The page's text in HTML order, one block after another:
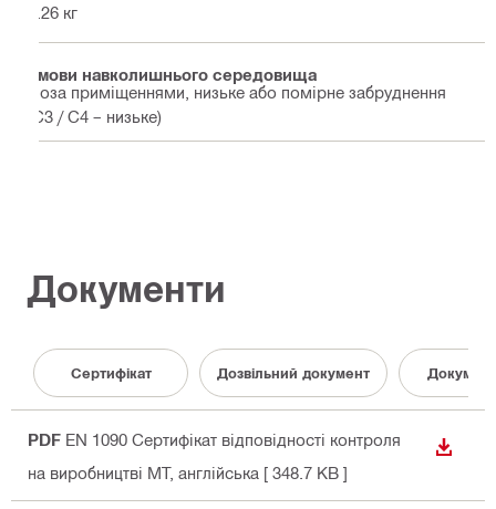
0.26 кг
Умови навколишнього середовища
Поза приміщеннями, низьке або помірне забруднення
(C3 / C4 – низьке)
Документи
Сертифікат Дозвільний документ
PDF EN 1090 Сертифікат відповідності контроля
на виробництві MT, англійська [ 348.7 KB ]